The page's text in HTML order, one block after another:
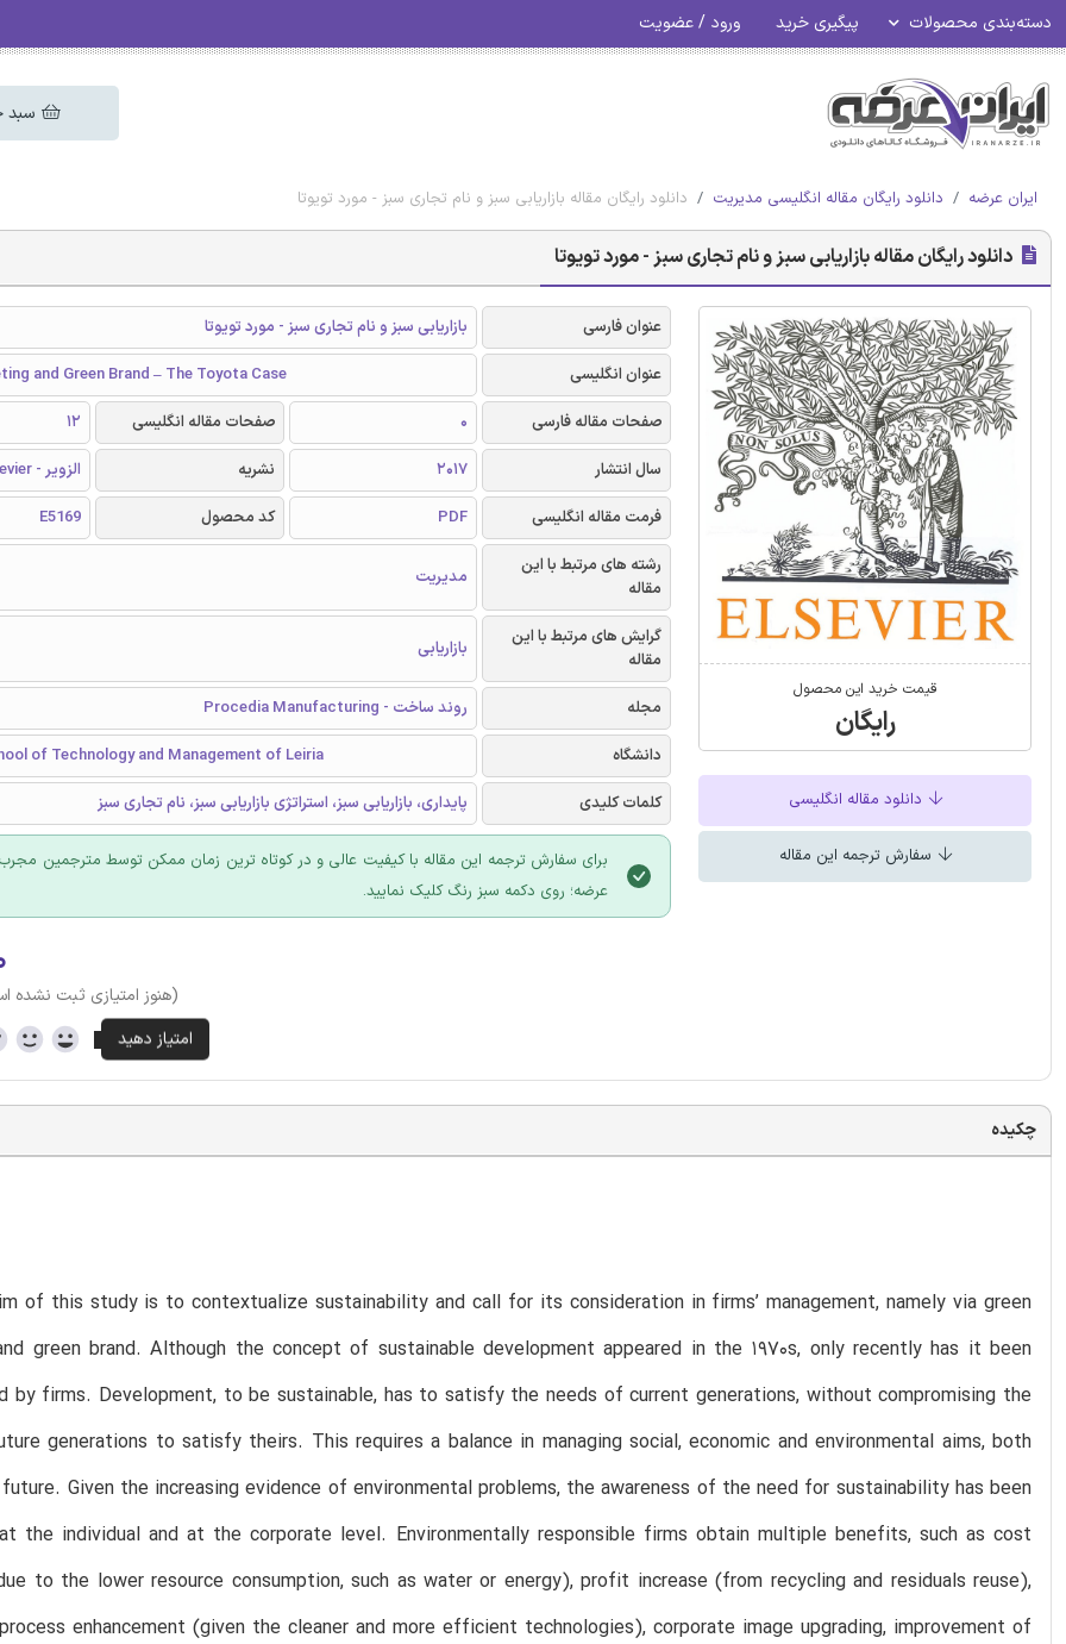
دسته‌بندی محصولات پیگیری خرید ورود / عضویت
سبد
ایران عرضه دانلود رایگان مقاله انگلیسی مدیریت دانلود رایگان مقاله بازاریابی سبز و نام تجاری سبز - مورد تویوتا
دانلود رایگان مقاله بازاریابی سبز و نام تجاری سبز - مورد تویوتا
قیمت خرید این محصول
رایگان
دانلود مقاله انگلیسی
سفارش ترجمه این مقاله
عنوان فارسی
بازاریابی سبز و نام تجاری سبز - مورد تویوتا
عنوان انگلیسی
and Green Brand – The Toyota Case
صفحات مقاله فارسی
0 صفحات مقاله انگلیسی
12
سال انتشار
2017 نشریه
الزویر - Elsevier
فرمت مقاله انگلیسی
PDF کد محصول
E5169
رشته های مرتبط با این
مقاله
مدیریت
گرایش های مرتبط با این
مقاله
بازاریابی
مجله
روند ساخت - Procedia Manufacturing
دانشگاه
of Technology and Management of Leiria
کلمات کلیدی
پایداری، بازاریابی سبز، استراتژی بازاریابی سبز، نام تجاری سبز
برای سفارش ترجمه این مقاله با کیفیت عالی و در کوتاه ترین زمان ممکن توسط مترجمین
عرضه؛ روی دکمه سبز رنگ کلیک نمایید.
(هنوز امتیازی ثبت نشده
چکیده
of this study is to contextualize sustainability and call for its consideration in firms’ management, namely via green
green brand. Although the concept of sustainable development appeared in the 1970s, only recently has it been
by firms. Development, to be sustainable, has to satisfy the needs of current generations, without compromising the
generations to satisfy theirs. This requires a balance in managing social, economic and environmental aims, both
Given the increasing evidence of environmental problems, the awareness of the need for sustainability has been
the individual and at the corporate level. Environmentally responsible firms obtain multiple benefits, such as cost
to the lower resource consumption, such as water or energy), profit increase (from recycling and residuals reuse),
enhancement (given the cleaner and more efficient technologies), corporate image upgrading, improvement of